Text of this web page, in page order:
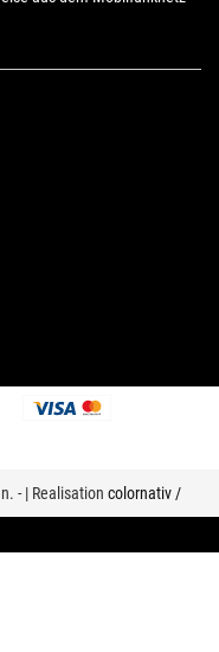
- | Realisation colornativ /